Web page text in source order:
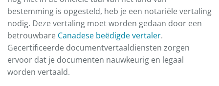
bestemming is opgesteld, heb je een notariële vertaling
nodig. Deze vertaling moet worden gedaan door een
betrouwbare Canadese beëdigde vertaler.
Gecertificeerde documentvertaaldiensten zorgen
ervoor dat je documenten nauwkeurig en legaal
worden vertaald.